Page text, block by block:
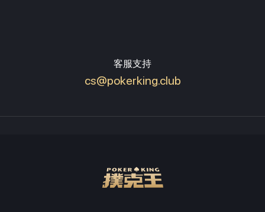
客服支持
cs@pokerking.club